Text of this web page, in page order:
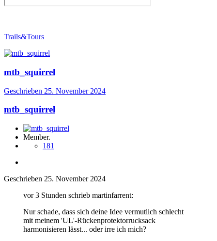
Trails&Tours
mtb_squirrel
Geschrieben 25. November 2024
mtb_squirrel
Member.
181
Geschrieben 25. November 2024
vor 3 Stunden schrieb martinfarrent:
Nur schade, dass sich deine Idee vermutlich schlecht
mit meinem 'UL'-Rückenprotektorrucksack
harmonisieren lässt... oder irre ich mich?